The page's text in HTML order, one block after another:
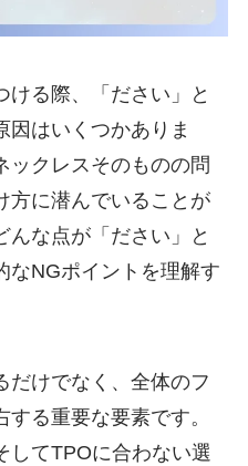
ける際、「ださい」と
因はいくつかありま
ックレスそのものの問
方に潜んでいることが
んな点が「ださい」と
なNGポイントを理解す
だけでなく、全体のフ
る重要な要素です。
してTPOに合わない選